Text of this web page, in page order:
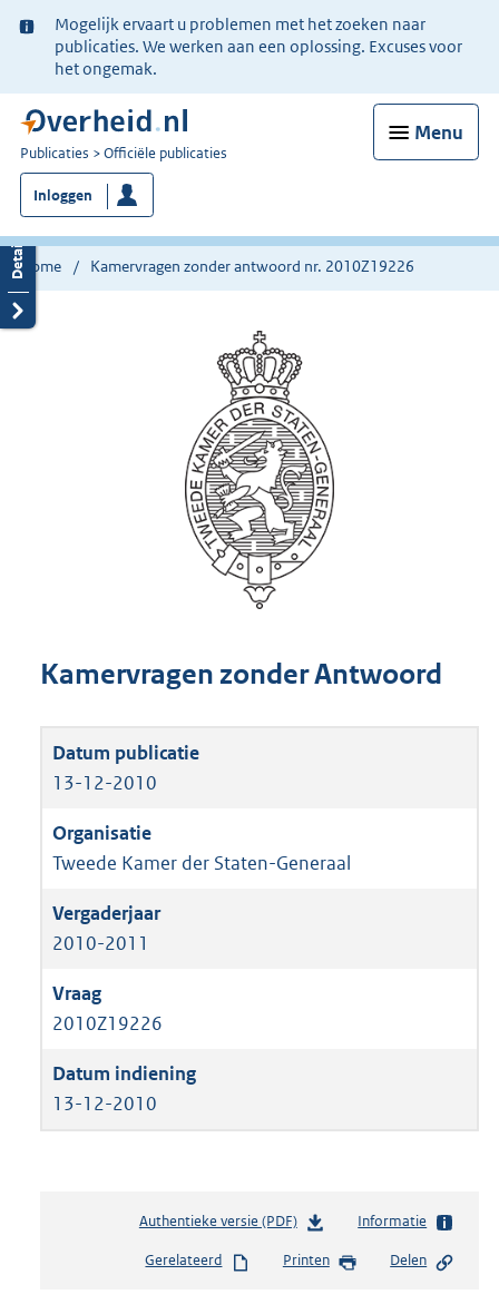
Ter
informatie:
Mogelijk ervaart u problemen met het zoeken naar
publicaties. We werken aan een oplossing. Excuses voor
het ongemak.
Menu
U
bent
nu
hier:
Publicaties Officiële publicaties
Inloggen
Home Kamervragen zonder antwoord nr. 2010Z19226
Kamervragen zonder Antwoord
13-12-2010
Tweede Kamer der Staten-Generaal
2010-2011
2010Z19226
13-12-2010
Authentieke versie (PDF)b
s
Informatie
Gerelateerd Printen Delen